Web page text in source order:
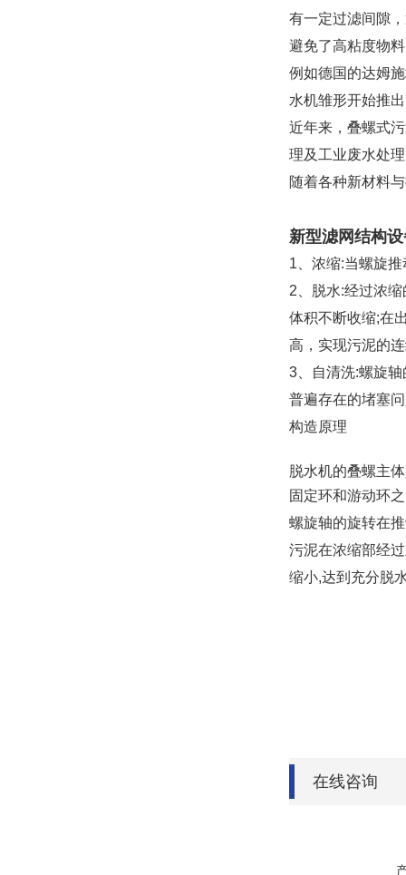
有一定过滤间隙
避免了高粘度物
例如德国的达姆
水机雏形开始推
近年来，叠螺式
理及工业废水处
随着各种新材料
新型滤网结构
1、浓缩:当螺旋
2、脱水:经过浓
体积不断收缩;在
高，实现污泥的
3、自清洗:螺旋
普遍存在的堵塞
构造原理
脱水机的叠螺主
固定环和游动环
螺旋轴的旋转在
污泥在浓缩部经
缩小,达到充分脱
在线咨询